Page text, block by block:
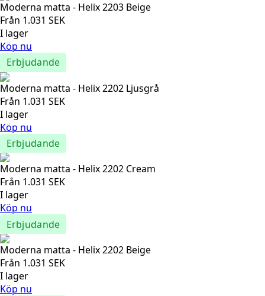
Moderna matta - Helix 2203 Beige
Från 1.031 SEK
I lager
Köp nu
Erbjudande
Moderna matta - Helix 2202 Ljusgrå
Från 1.031 SEK
I lager
Köp nu
Erbjudande
Moderna matta - Helix 2202 Cream
Från 1.031 SEK
I lager
Köp nu
Erbjudande
Moderna matta - Helix 2202 Beige
Från 1.031 SEK
I lager
Köp nu